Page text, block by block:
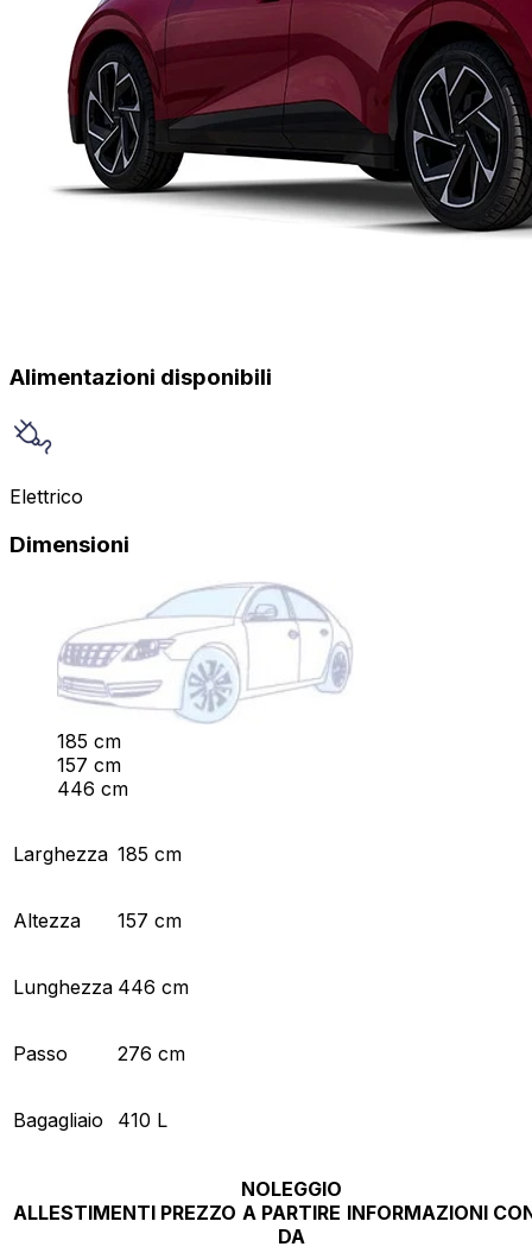
Alimentazioni disponibili
Elettrico
Dimensioni
185 cm
157 cm
446 cm
Larghezza 185 cm
Altezza 157 cm
Lunghezza 446 cm
Passo 276 cm
Bagagliaio 410 L
ALLESTIMENTI PREZZO
NOLEGGIO
A PARTIRE
DA
INFORMAZIONI